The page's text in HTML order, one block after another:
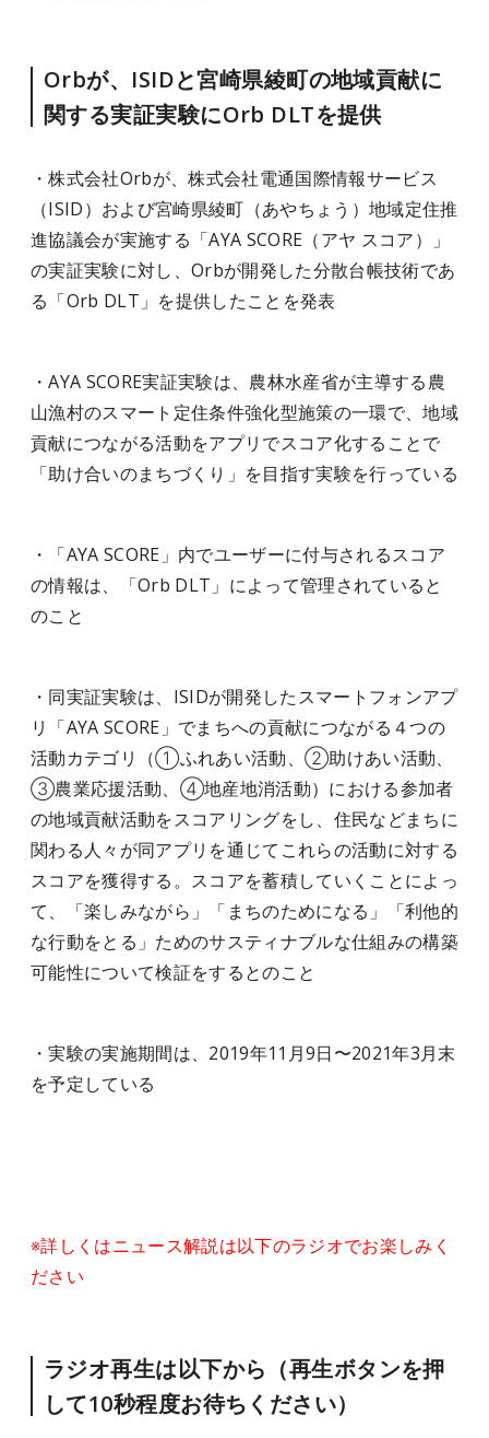
Orbが、ISIDと宮崎県綾町の地域貢献に
関する実証実験にOrb DLTを提供
・株式会社Orbが、株式会社電通国際情報サービス
（ISID）および宮崎県綾町（あやちょう）地域定住推
進協議会が実施する「AYA SCORE（アヤ スコア）」
の実証実験に対し、Orbが開発した分散台帳技術であ
る「Orb DLT」を提供したことを発表
・AYA SCORE実証実験は、農林水産省が主導する農
山漁村のスマート定住条件強化型施策の一環で、地域
貢献につながる活動をアプリでスコア化することで
「助け合いのまちづくり」を目指す実験を行っている
・「AYA SCORE」内でユーザーに付与されるスコア
の情報は、「Orb DLT」によって管理されていると
のこと
・同実証実験は、ISIDが開発したスマートフォンアプ
リ「AYA SCORE」でまちへの貢献につながる４つの
活動カテゴリ（①ふれあい活動、②助けあい活動、
③農業応援活動、④地産地消活動）における参加者
の地域貢献活動をスコアリングをし、住民などまちに
関わる人々が同アプリを通じてこれらの活動に対する
スコアを獲得する。スコアを蓄積していくことによっ
て、「楽しみながら」「まちのためになる」「利他的
な行動をとる」ためのサスティナブルな仕組みの構築
可能性について検証をするとのこと
・実験の実施期間は、2019年11月9日〜2021年3月末
を予定している
※詳しくはニュース解説は以下のラジオでお楽しみく
ださい
ラジオ再生は以下から（再生ボタンを押
して10秒程度お待ちください）